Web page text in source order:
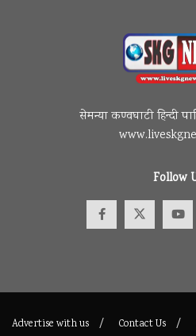
सेमन्या कण्वघाटी हिन्दी
Follow
Advertise with us Contact Us